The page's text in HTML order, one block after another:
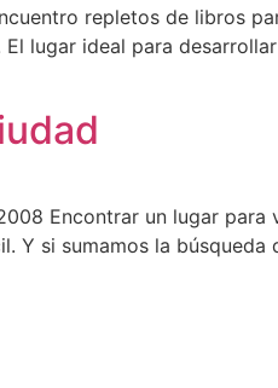
repletos de libros
lugar ideal para
Encontrar un lugar
Y si sumamos la